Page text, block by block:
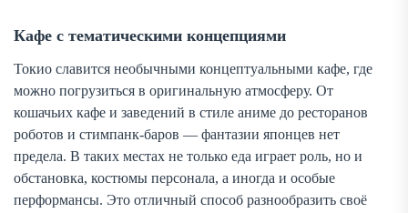
Кафе с тематическими концепциями
Токио славится необычными концептуальными кафе, где
можно погрузиться в оригинальную атмосферу. От
кошачьих кафе и заведений в стиле аниме до ресторанов
роботов и стимпанк-баров — фантазии японцев нет
предела. В таких местах не только еда играет роль, но и
обстановка, костюмы персонала, а иногда и особые
перформансы. Это отличный способ разнообразить своё